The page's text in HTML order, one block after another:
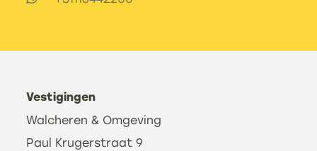
Vestigingen
Walcheren & Omgeving
Paul Krugerstraat 9